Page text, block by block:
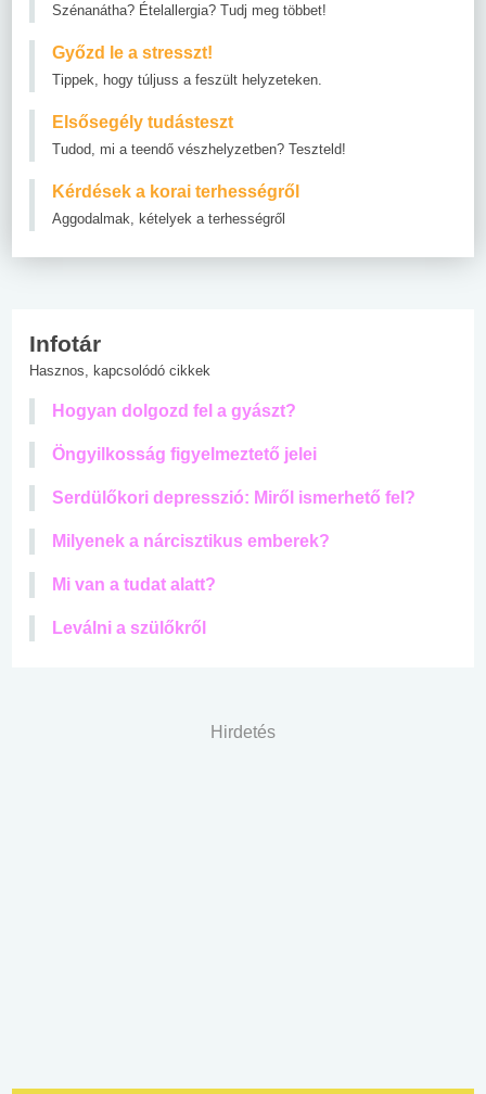
Szénanátha? Ételallergia? Tudj meg többet!
Győzd le a stresszt!
Tippek, hogy túljuss a feszült helyzeteken.
Elsősegély tudásteszt
Tudod, mi a teendő vészhelyzetben? Teszteld!
Kérdések a korai terhességről
Aggodalmak, kételyek a terhességről
Infotár
Hasznos, kapcsolódó cikkek
Hogyan dolgozd fel a gyászt?
Öngyilkosság figyelmeztető jelei
Serdülőkori depresszió: Miről ismerhető fel?
Milyenek a nárcisztikus emberek?
Mi van a tudat alatt?
Leválni a szülőkről
Hirdetés